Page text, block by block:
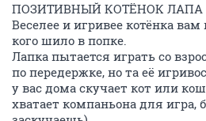
ПОЗИТИВНЫЙ КОТЁНОК ЛАПА
Веселее и игривее котёнка
кого шило в попке.
Лапка пытается играть со
по передержке, но та её
у вас дома скучает кот или
хватает компаньона для игра,